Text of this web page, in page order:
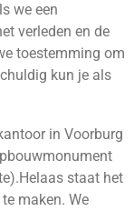
we een
verleden en de
toestemming om
kun je als
in Voorburg
staat het
maken. We